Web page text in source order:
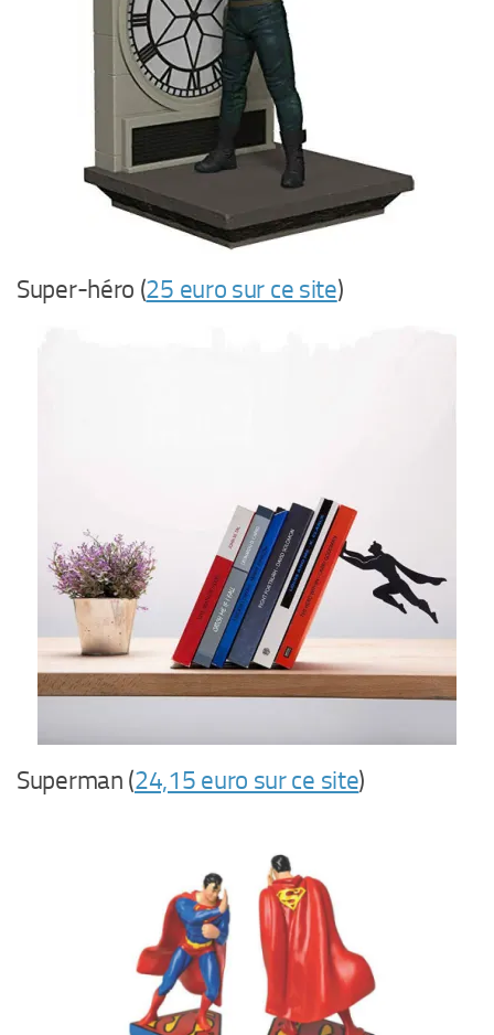
Super-héro (25 euro sur ce site)
Superman (24,15 euro sur ce site)